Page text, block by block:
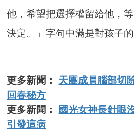
他，希望把選擇權留給他，
決定。」字句中滿是對孩子的
更多新聞： 天團成員腦部切
回春秘方
更多新聞：
國光女神長針眼
引發這病